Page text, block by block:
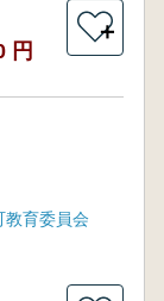
円
＋
教育委員会